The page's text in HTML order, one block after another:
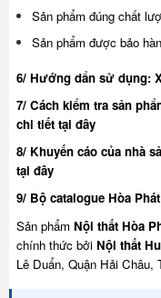
Sản phẩm đúng chất
Sản phẩm được bảo
6/ Hướng dẩn sử dụng:
7/ Cách kiểm tra sản
chi tiết tại đây
8/ Khuyến cáo của nhà
tại đây
9/ Bộ catalogue Hòa
Sản phẩm Nội thất Hòa
chính thức bởi Nội thất
Lê Duẩn, Quận Hải Châu,